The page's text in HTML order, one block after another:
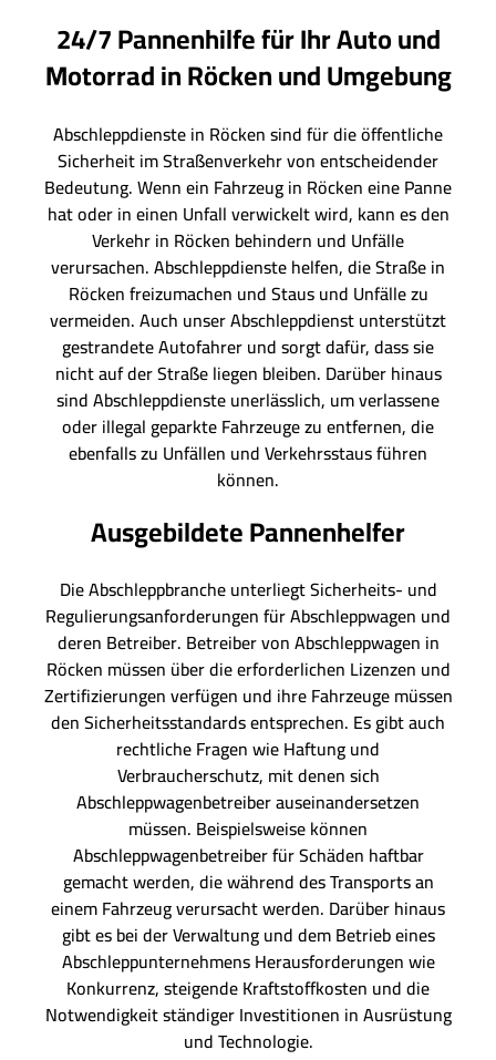
24/7 Pannenhilfe für Ihr Auto und
Motorrad in Röcken und Umgebung
Abschleppdienste in Röcken sind für die öffentliche
Sicherheit im Straßenverkehr von entscheidender
Bedeutung. Wenn ein Fahrzeug in Röcken eine Panne
hat oder in einen Unfall verwickelt wird, kann es den
Verkehr in Röcken behindern und Unfälle
verursachen. Abschleppdienste helfen, die Straße in
Röcken freizumachen und Staus und Unfälle zu
vermeiden. Auch unser Abschleppdienst unterstützt
gestrandete Autofahrer und sorgt dafür, dass sie
nicht auf der Straße liegen bleiben. Darüber hinaus
sind Abschleppdienste unerlässlich, um verlassene
oder illegal geparkte Fahrzeuge zu entfernen, die
ebenfalls zu Unfällen und Verkehrsstaus führen
können.
Ausgebildete Pannenhelfer
Die Abschleppbranche unterliegt Sicherheits- und
Regulierungsanforderungen für Abschleppwagen und
deren Betreiber. Betreiber von Abschleppwagen in
Röcken müssen über die erforderlichen Lizenzen und
Zertifizierungen verfügen und ihre Fahrzeuge müssen
den Sicherheitsstandards entsprechen. Es gibt auch
rechtliche Fragen wie Haftung und
Verbraucherschutz, mit denen sich
Abschleppwagenbetreiber auseinandersetzen
müssen. Beispielsweise können
Abschleppwagenbetreiber für Schäden haftbar
gemacht werden, die während des Transports an
einem Fahrzeug verursacht werden. Darüber hinaus
gibt es bei der Verwaltung und dem Betrieb eines
Abschleppunternehmens Herausforderungen wie
Konkurrenz, steigende Kraftstoffkosten und die
Notwendigkeit ständiger Investitionen in Ausrüstung
und Technologie.